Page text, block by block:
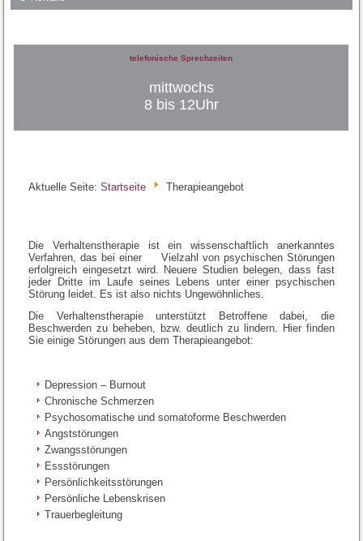
telefonische Sprechzeiten
mittwochs
8 bis 12Uhr
Aktuelle Seite:Startseite Therapieangebot
Die Verhaltenstherapie ist ein wissenschaftlich anerkanntes
Verfahren, das bei einer Vielzahl von psychischen Störungen
erfolgreich eingesetzt wird. Neuere Studien belegen, dass fast
jeder Dritte im Laufe seines Lebens unter einer psychischen
Störung leidet. Es ist also nichts Ungewöhnliches.
Die Verhaltenstherapie unterstützt Betroffene dabei, die
Beschwerden zu beheben, bzw. deutlich zu lindern. Hier finden
Sie einige Störungen aus dem Therapieangebot:
Depression – Burnout
Chronische Schmerzen
Psychosomatische und somatoforme Beschwerden
Angststörungen
Zwangsstörungen
Essstörungen
Persönlichkeitsstörungen
Persönliche Lebenskrisen
Trauerbegleitung